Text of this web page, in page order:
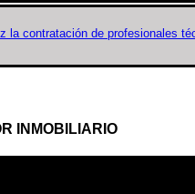
la contratación de profesionales
INMOBILIARIO